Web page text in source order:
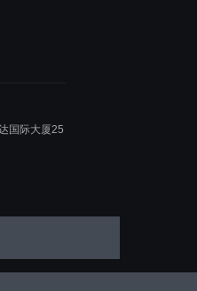
国际大厦25